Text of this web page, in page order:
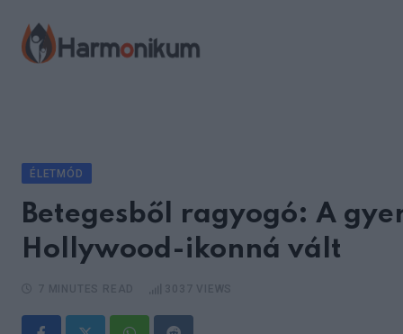
content
ÉLETMÓD
Betegesből ragyogó: A
Hollywood-ikonná vált